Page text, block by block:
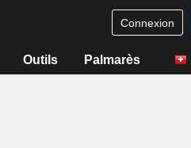
Connexion
Outils Palmarès